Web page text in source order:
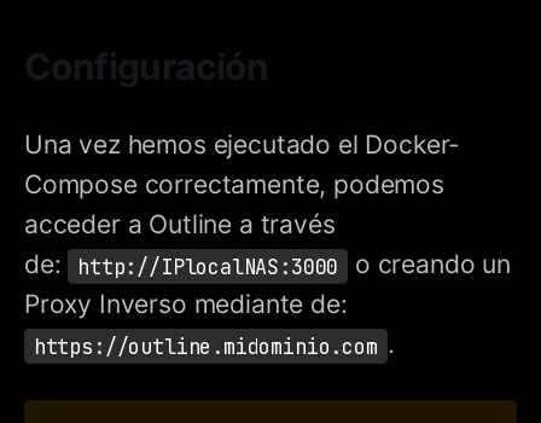
Configuración
Una vez hemos ejecutado el Docker-
Compose correctamente, podemos
acceder a Outline a través
de:
http://IPlocalNAS:3000
o creando un
Proxy Inverso mediante de:
https://outline.midominio.com .